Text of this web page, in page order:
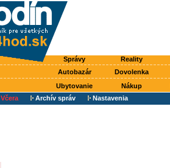
Správy Reality
Autobazár Dovolenka
Ubytovanie Nákup
Včera Archív správ Nastavenia